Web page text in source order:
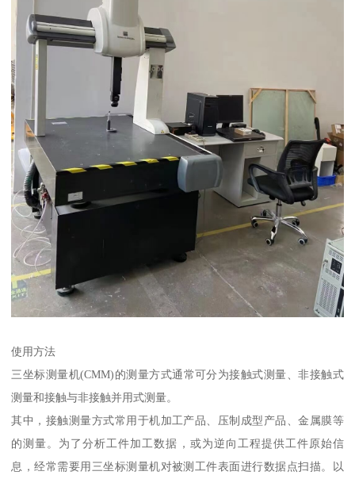
使用方法
三坐标测量机(CMM)的测量方式通常可分为接触式测量、非接触式
测量和接触与非接触并用式测量。
其中，接触测量方式常用于机加工产品、压制成型产品、金属膜等
的测量。为了分析工件加工数据，或为逆向工程提供工件原始信
息，经常需要用三坐标测量机对被测工件表面进行数据点扫描。以